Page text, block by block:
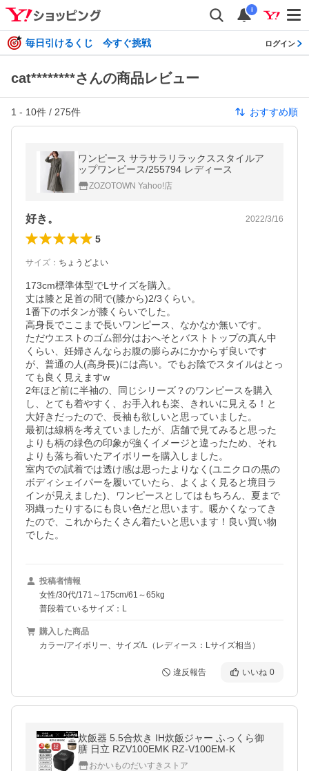
i
毎日引けるくじ 今すぐ挑戦 ログイン
cat********さんの商品レビュー
1 - 10件 / 275件 おすすめ順
ワンピース サラサラリラックススタイルア
ップワンピース/255794 レディース
ZOZOTOWN Yahoo!店
好き。 2022/3/16
5
サイズ ： ちょうどよい
173cm標準体型でLサイズを購入。
丈は膝と足首の間で(膝から)2/3くらい。
1番下のボタンが膝くらいでした。
高身長でここまで長いワンピース、なかなか無いです。
ただウエストのゴム部分はおへそとバストトップの真ん中
くらい、妊婦さんならお腹の膨らみにかからず良いです
が、普通の人(高身長)には高い。でもお陰でスタイルはとっ
ても良く見えますw
2年ほど前に半袖の、同じシリーズ？のワンピースを購入
し、とても着やすく、お手入れも楽、きれいに見える！と
大好きだったので、長袖も欲しいと思っていました。
最初は線柄を考えていましたが、店舗で見てみると思った
よりも柄の緑色の印象が強くイメージと違ったため、それ
よりも落ち着いたアイボリーを購入しました。
室内での試着では透け感は思ったよりなく(ユニクロの黒の
ボディシェイパーを履いていたら、よくよく見ると境目ラ
インが見えました)、ワンピースとしてはもちろん、夏まで
羽織ったりするにも良い色だと思います。暖かくなってき
たので、これからたくさん着たいと思います！良い買い物
でした。
投稿者情報
女性/30代/171～175cm/61～65kg
普段着ているサイズ：L
購入した商品
カラー/アイボリー、サイズ/L（レディース：Lサイズ相当）
違反報告 いいね 0
炊飯器 5.5合炊き IH炊飯ジャー ふっくら御
膳 日立 RZV100EMK RZ-V100EM-K
おかいものだいすきストア